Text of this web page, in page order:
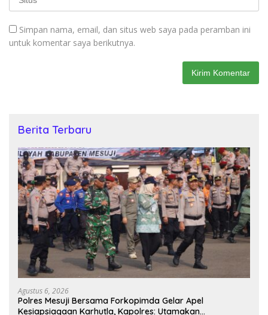
Simpan nama, email, dan situs web saya pada peramban ini
untuk komentar saya berikutnya.
Berita Terbaru
Agustus 6, 2026
Polres Mesuji Bersama Forkopimda Gelar Apel
Kesiapsiagaan Karhutla, Kapolres: Utamakan